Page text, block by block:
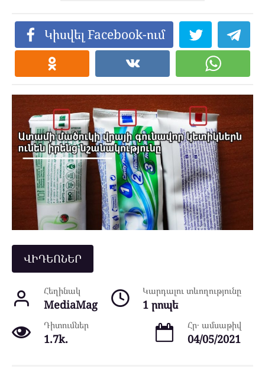
Կիսվել Facebook-ում
ՎԻԴԵՈՆԵՐ
Հեղինակ
MediaMag
Կարդալու տևողությունը
1 րոպե
Դիտումներ
1.7k.
Հր․ ամսաթիվ
04/05/2021